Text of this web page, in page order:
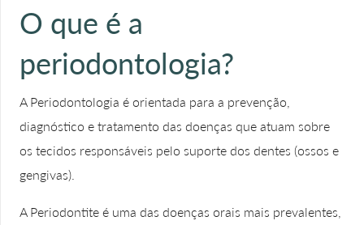
O que é a
periodontologia?
A Periodontologia é orientada para a prevenção,
diagnóstico e tratamento das doenças que atuam sobre
os tecidos responsáveis pelo suporte dos dentes (ossos e
gengivas).
A Periodontite é uma das doenças orais mais prevalentes,